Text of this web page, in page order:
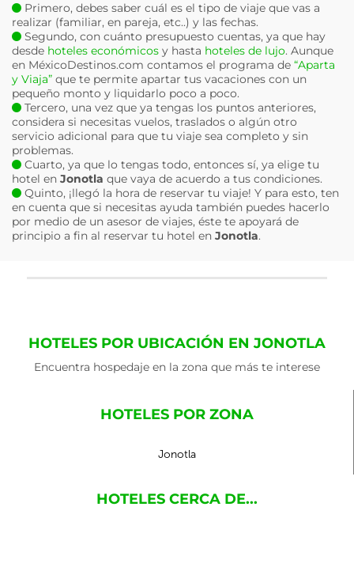
Primero, debes saber cuál es el tipo de viaje que vas a
realizar (familiar, en pareja, etc..) y las fechas.
Segundo, con cuánto presupuesto cuentas, ya que hay
desde hoteles económicos y hasta hoteles de lujo. Aunque
en MéxicoDestinos.com contamos el programa de “Aparta
y Viaja” que te permite apartar tus vacaciones con un
pequeño monto y liquidarlo poco a poco.
Tercero, una vez que ya tengas los puntos anteriores,
considera si necesitas vuelos, traslados o algún otro
servicio adicional para que tu viaje sea completo y sin
problemas.
Cuarto, ya que lo tengas todo, entonces sí, ya elige tu
hotel en Jonotla que vaya de acuerdo a tus condiciones.
Quinto, ¡llegó la hora de reservar tu viaje! Y para esto, ten
en cuenta que si necesitas ayuda también puedes hacerlo
por medio de un asesor de viajes, éste te apoyará de
principio a fin al reservar tu hotel en Jonotla.
HOTELES POR UBICACIÓN EN JONOTLA
Encuentra hospedaje en la zona que más te interese
HOTELES POR ZONA
Jonotla
HOTELES CERCA DE...